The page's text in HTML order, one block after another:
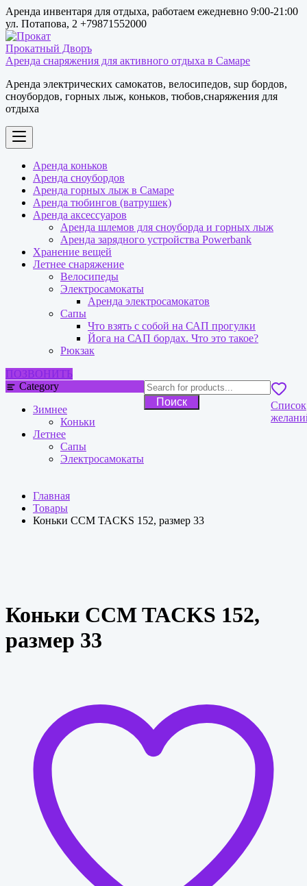
Перейти
к
содержимому
Аренда инвентаря для отдыха, работаем ежедневно 9:00-21:00
ул. Потапова, 2 +79871552000
Аренда снаряжения для активного отдыха в Самаре
Аренда электрических самокатов, велосипедов, sup бордов,
сноубордов, горных лыж, коньков, тюбов,снаряжения для
отдыха
Аренда коньков
Аренда сноубордов
Аренда горных лыж в Самаре
Аренда тюбингов (ватрушек)
Аренда аксессуаров
Аренда шлемов для сноуборда и горных лыж
Аренда зарядного устройства Powerbank
Хранение вещей
Летнее снаряжение
Велосипеды
Электросамокаты
Аренда электросамокатов
Сапы
Что взять с собой на САП прогулки
Йога на САП бордах. Что это такое?
Рюкзак
ПОЗВОНИТЬ
Category
Зимнее
Коньки
Летнее
Сапы
Электросамокаты
Поиск
Список
Главная
Товары
Коньки CCM TACKS 152, размер 33
Коньки CCM TACKS 152,
размер 33